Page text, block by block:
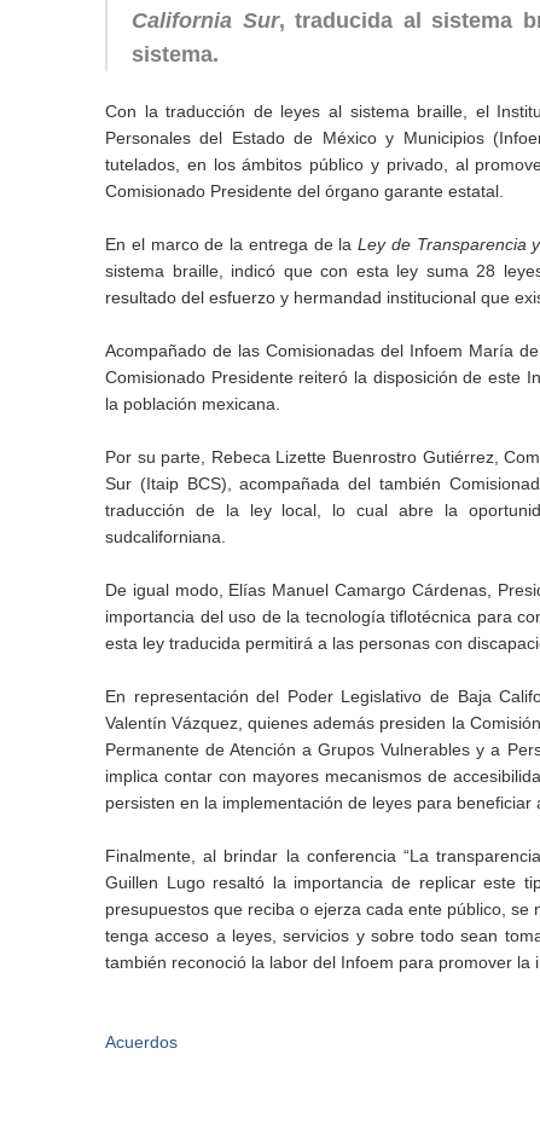
California Sur, traducida al sistema
sistema.
Con la traducción de leyes al sistema braille, el
Personales del Estado de México y Municipios
tutelados, en los ámbitos público y privado, al
Comisionado Presidente del órgano garante estatal.
En el marco de la entrega de la Ley de Transparencia
sistema braille, indicó que con esta ley suma 28
resultado del esfuerzo y hermandad institucional que
Acompañado de las Comisionadas del Infoem María
Comisionado Presidente reiteró la disposición de este
la población mexicana.
Por su parte, Rebeca Lizette Buenrostro Gutiérrez,
Sur (Itaip BCS), acompañada del también
traducción de la ley local, lo cual abre la
sudcaliforniana.
De igual modo, Elías Manuel Camargo Cárdenas,
importancia del uso de la tecnología tiflotécnica para
esta ley traducida permitirá a las personas con
En representación del Poder Legislativo de Baja
Valentín Vázquez, quienes además presiden la
Permanente de Atención a Grupos Vulnerables y a
implica contar con mayores mecanismos de
persisten en la implementación de leyes para beneficiar
Finalmente, al brindar la conferencia “La
Guillen Lugo resaltó la importancia de replicar este
presupuestos que reciba o ejerza cada ente público,
tenga acceso a leyes, servicios y sobre todo sean
también reconoció la labor del Infoem para promover la
Acuerdos